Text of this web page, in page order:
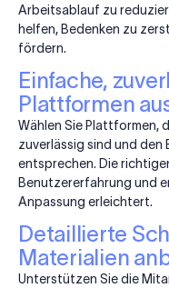
Arbeitsablauf zu
helfen, Bedenken zu
fördern.
Einfache,
Plattformen
Wählen Sie Plattformen,
zuverlässig sind und
entsprechen. Die
Benutzererfahrung und
Anpassung erleichtert.
Detaillierte
Materialien
Unterstützen Sie die